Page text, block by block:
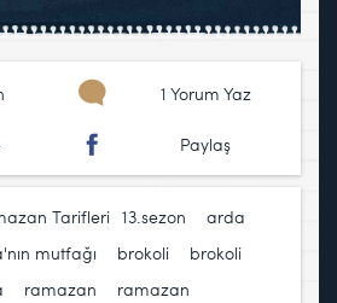
1 Yorum Yaz
Paylaş
Tarifleri 13.sezon
arda
mutfağı brokoli
brokoli
ramazan
ramazan